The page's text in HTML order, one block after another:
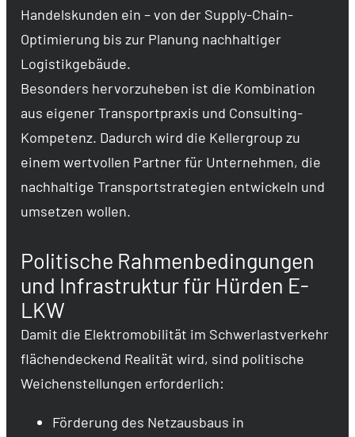
Handelskunden ein – von der Supply-Chain-
Optimierung bis zur Planung nachhaltiger
Logistikgebäude.
Besonders hervorzuheben ist die Kombination
aus eigener Transportpraxis und Consulting-
Kompetenz. Dadurch wird die Kellergroup zu
einem wertvollen Partner für Unternehmen, die
nachhaltige Transportstrategien entwickeln und
umsetzen wollen.
Politische Rahmenbedingungen
und Infrastruktur für Hürden E-
LKW
Damit die Elektromobilität im Schwerlastverkehr
flächendeckend Realität wird, sind politische
Weichenstellungen erforderlich:
Förderung des Netzausbaus in